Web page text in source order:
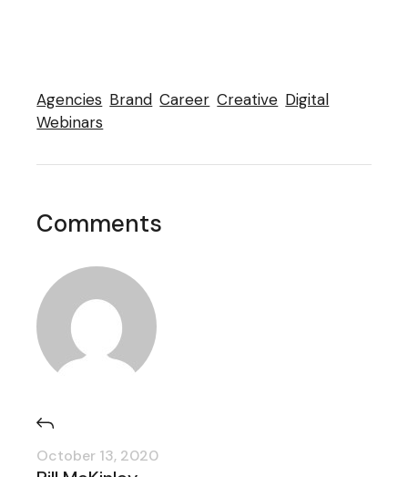
Agencies Brand Career Creative Digital
Webinars
Comments
October 13, 2020